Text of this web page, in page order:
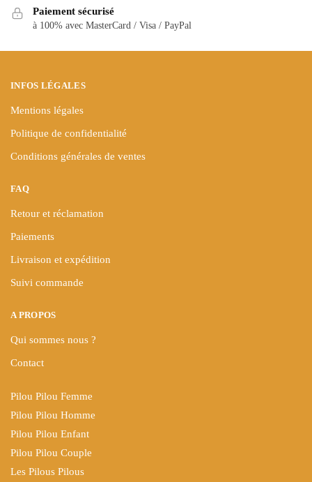
sur
la
Paiement sécurisé
à 100% avec MasterCard / Visa / PayPal
INFOS LÉGALES
Mentions légales
Politique de confidentialité
Conditions générales de ventes
FAQ
Retour et réclamation
Paiements
Livraison et expédition
Suivi commande
A PROPOS
Qui sommes nous ?
Contact
Pilou Pilou Femme
Pilou Pilou Homme
Pilou Pilou Enfant
Pilou Pilou Couple
Les Pilous Pilous